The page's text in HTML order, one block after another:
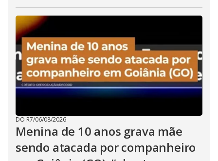
DO R7/06/08/2026
Menina de 10 anos grava mãe
sendo atacada por companheiro